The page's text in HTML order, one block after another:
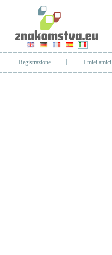
Registrazione I miei amici